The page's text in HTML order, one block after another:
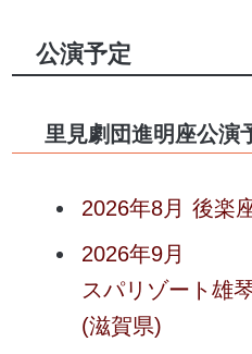
公演予定
里見劇団進明座公演
2026年8月 後楽
2026年9月
スパリゾート雄
(滋賀県)